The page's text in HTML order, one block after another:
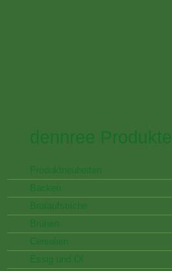
dennree Produkte
Produktneuheiten
Backen
Brotaufstriche
Brühen
Cerealien
Essig und Öl